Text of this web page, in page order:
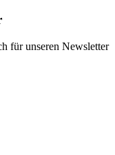
für unseren Newsletter